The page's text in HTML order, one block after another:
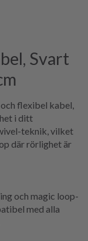
Svart
flexibel kabel,
i ditt
teknik, vilket
där rörlighet är
och magic loop-
med alla